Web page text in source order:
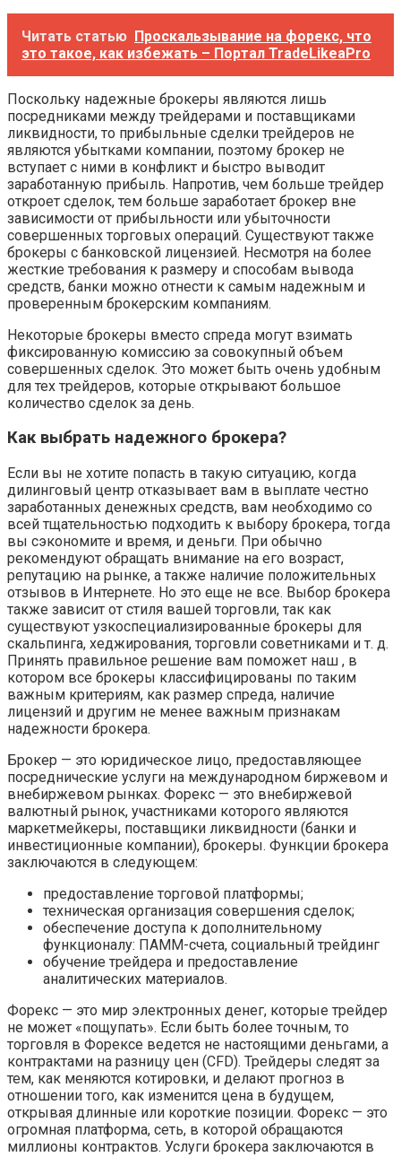
Читать статью Проскальзывание на форекс, что
это такое, как избежать – Портал TradeLikeaPro
Поскольку надежные брокеры являются лишь
посредниками между трейдерами и поставщиками
ликвидности, то прибыльные сделки трейдеров не
являются убытками компании, поэтому брокер не
вступает с ними в конфликт и быстро выводит
заработанную прибыль. Напротив, чем больше трейдер
откроет сделок, тем больше заработает брокер вне
зависимости от прибыльности или убыточности
совершенных торговых операций. Существуют также
брокеры с банковской лицензией. Несмотря на более
жесткие требования к размеру и способам вывода
средств, банки можно отнести к самым надежным и
проверенным брокерским компаниям.
Некоторые брокеры вместо спреда могут взимать
фиксированную комиссию за совокупный объем
совершенных сделок. Это может быть очень удобным
для тех трейдеров, которые открывают большое
количество сделок за день.
Как выбрать надежного брокера?
Если вы не хотите попасть в такую ситуацию, когда
дилинговый центр отказывает вам в выплате честно
заработанных денежных средств, вам необходимо со
всей тщательностью подходить к выбору брокера, тогда
вы сэкономите и время, и деньги. При обычно
рекомендуют обращать внимание на его возраст,
репутацию на рынке, а также наличие положительных
отзывов в Интернете. Но это еще не все. Выбор брокера
также зависит от стиля вашей торговли, так как
существуют узкоспециализированные брокеры для
скальпинга, хеджирования, торговли советниками и т. д.
Принять правильное решение вам поможет наш , в
котором все брокеры классифицированы по таким
важным критериям, как размер спреда, наличие
лицензий и другим не менее важным признакам
надежности брокера.
Брокер — это юридическое лицо, предоставляющее
посреднические услуги на международном биржевом и
внебиржевом рынках. Форекс — это внебиржевой
валютный рынок, участниками которого являются
маркетмейкеры, поставщики ликвидности (банки и
инвестиционные компании), брокеры. Функции брокера
заключаются в следующем:
предоставление торговой платформы;
техническая организация совершения сделок;
обеспечение доступа к дополнительному
функционалу: ПАММ-счета, социальный трейдинг
обучение трейдера и предоставление
аналитических материалов.
Форекс — это мир электронных денег, которые трейдер
не может «пощупать». Если быть более точным, то
торговля в Форексе ведется не настоящими деньгами, а
контрактами на разницу цен (CFD). Трейдеры следят за
тем, как меняются котировки, и делают прогноз в
отношении того, как изменится цена в будущем,
открывая длинные или короткие позиции. Форекс — это
огромная платформа, сеть, в которой обращаются
миллионы контрактов. Услуги брокера заключаются в